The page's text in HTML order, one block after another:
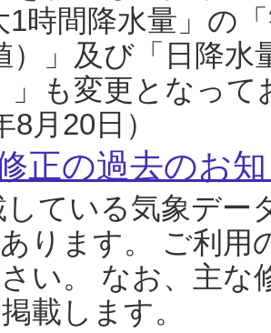
1時間降水量」の
）」及び「日降
」も変更となっ
8月20日）
正の過去のお
ている気象デー
ります。 ご利用
い。 なお、主な
載します。